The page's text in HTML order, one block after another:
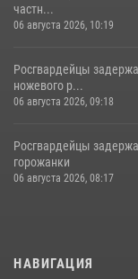
частн...
06 августа 2026, 10:19
Росгвардейцы
ножевого р...
06 августа 2026, 09:18
Росгвардейцы
горожанки
06 августа 2026, 08:17
НАВИГАЦИЯ